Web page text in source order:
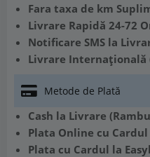
Fara taxa de km
Livrare Rapidă 24-72
Notificare SMS la
Livrare Internațională
Metode de Plată
Cash la Livrare
Plata Online cu Cardul
Plata cu Cardul la